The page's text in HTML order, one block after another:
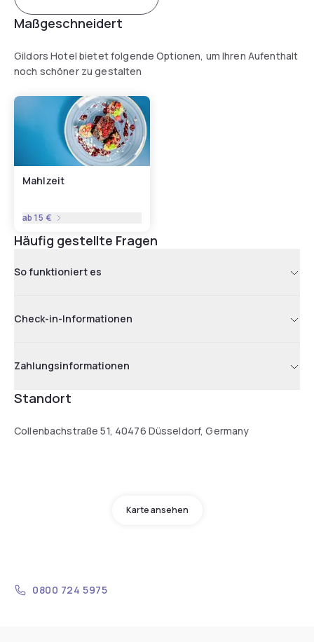
Maßgeschneidert
Gildors Hotel bietet folgende Optionen, um Ihren Aufenthalt
noch schöner zu gestalten
Mahlzeit
ab15 €
Häufig gestellte Fragen
So funktioniert es
Check-in-Informationen
Zahlungsinformationen
Standort
Collenbachstraße 51, 40476 Düsseldorf, Germany
Karte ansehen
0800 724 5975